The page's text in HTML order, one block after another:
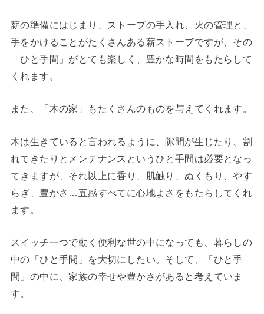
薪の準備にはじまり、ストーブの手入れ、火の管理と、
手をかけることがたくさんある薪ストーブですが、その
「ひと手間」がとても楽しく、豊かな時間をもたらして
くれます。
また、「木の家」もたくさんのものを与えてくれます。
木は生きていると言われるように、隙間が生じたり、割
れてきたりとメンテナンスというひと手間は必要となっ
てきますが、それ以上に香り、肌触り、ぬくもり、やす
らぎ、豊かさ…五感すべてに心地よさをもたらしてくれ
ます。
スイッチ一つで動く便利な世の中になっても、暮らしの
中の「ひと手間」を大切にしたい。そして、「ひと手
間」の中に、家族の幸せや豊かさがあると考えていま
す。